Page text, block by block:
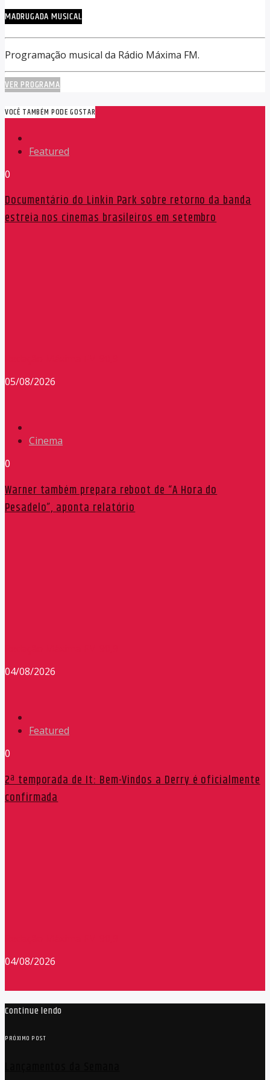
MADRUGADA MUSICAL
Programação musical da Rádio Máxima FM.
VER PROGRAMA
VOCÊ TAMBÉM PODE GOSTAR
Featured
0
Documentário do Linkin Park sobre retorno da banda
estreia nos cinemas brasileiros em setembro
05/08/2026
Cinema
0
Warner também prepara reboot de “A Hora do
Pesadelo”, aponta relatório
04/08/2026
Featured
0
2ª temporada de It: Bem-Vindos a Derry é oficialmente
confirmada
04/08/2026
Continue lendo
PRÓXIMO POST